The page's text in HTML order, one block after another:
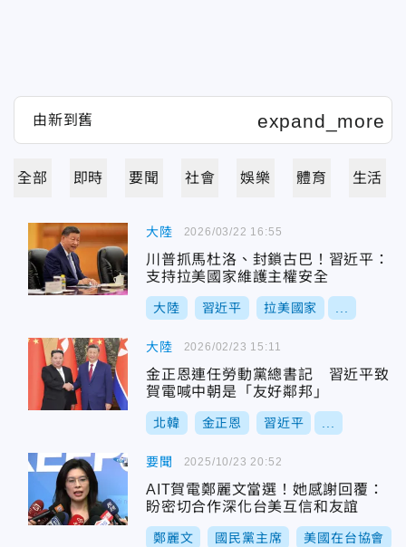
全部 即時 要聞 社會 娛樂 體育 生活
大陸
川普抓馬杜洛、封鎖古巴！習近平：
支持拉美國家維護主權安全
大陸 習近平 拉美國家
2026/03/22 16:55
大陸
金正恩連任勞動黨總書記 習近平致
賀電喊中朝是「友好鄰邦」
北韓 金正恩 習近平
2026/02/23 15:11
要聞
AIT賀電鄭麗文當選！她感謝回覆：
盼密切合作深化台美互信和友誼
鄭麗文 國民黨主席 美國在台協會
2025/10/23 20:52